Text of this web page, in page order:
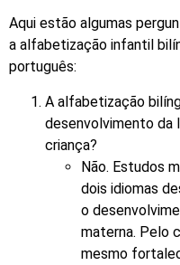
Aqui estão algumas
a alfabetização infantil
português:
A alfabetização
desenvolvimento da
criança?
Não. Estudos
dois idiomas
o
materna. Pelo
mesmo